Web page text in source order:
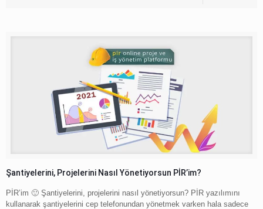
Şantiyelerini, Projelerini Nasıl Yönetiyorsun PİR’im?
PİR’im 🙂 Şantiyelerini, projelerini nasıl yönetiyorsun? PİR yazılımını
kullanarak şantiyelerini cep telefonundan yönetmek varken hala sadece